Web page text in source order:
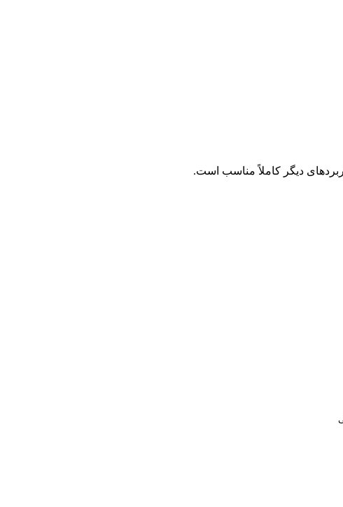
دیگر کاملاً مناسب است.